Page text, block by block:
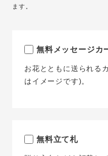
ます。
無料メッセージカ
お花とともに送られる
はイメージです)。
無料立て札